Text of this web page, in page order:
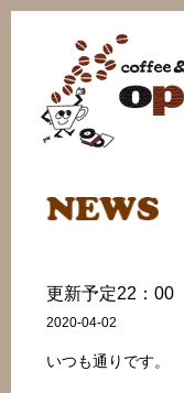
更新予定22：00
2020-04-02
いつも通りです。